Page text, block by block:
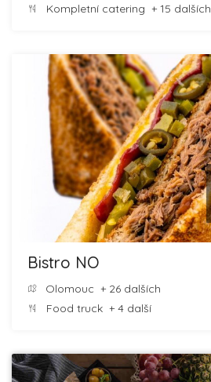
Kompletní catering + 15 dalších
Bistro NO
Olomouc + 26 dalších
Food truck + 4 další